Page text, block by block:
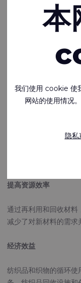
纺织业是世界上污染
来越多的纺织品循环
收材料制成且可回收
下。 因此，制作圆形
我们列出了纺织品循
织物的循环性旨在通
提高资源效率
通过再利用和回收材料
减少了对新材料的需求
经济效益
纺织品和织物的循环使
本
我们使用 cookie 使
网站的使用情况
隐私